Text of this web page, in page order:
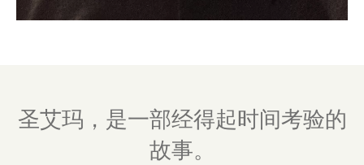
圣艾玛，是一部经得起时间考验的
故事。